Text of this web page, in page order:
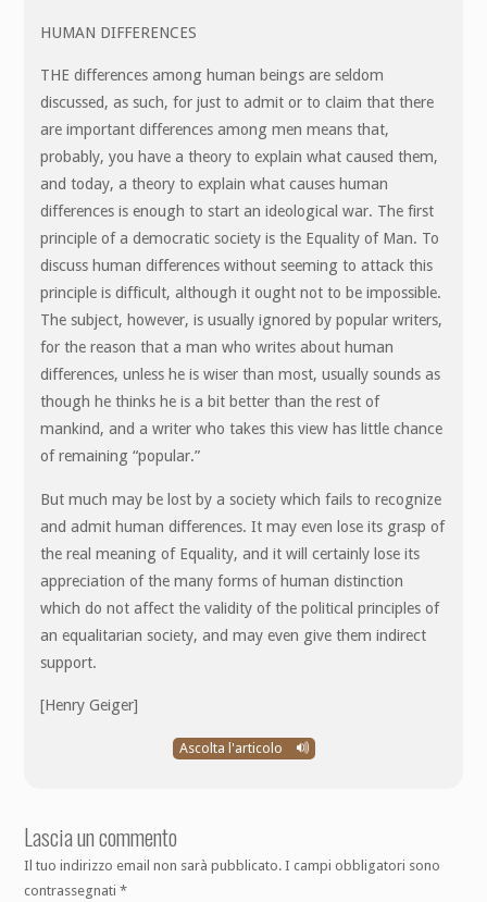
HUMAN DIFFERENCES
THE differences among human beings are seldom
discussed, as such, for just to admit or to claim that there
are important differences among men means that,
probably, you have a theory to explain what caused them,
and today, a theory to explain what causes human
differences is enough to start an ideological war. The first
principle of a democratic society is the Equality of Man. To
discuss human differences without seeming to attack this
principle is difficult, although it ought not to be impossible.
The subject, however, is usually ignored by popular writers,
for the reason that a man who writes about human
differences, unless he is wiser than most, usually sounds as
though he thinks he is a bit better than the rest of
mankind, and a writer who takes this view has little chance
of remaining “popular.”
But much may be lost by a society which fails to recognize
and admit human differences. It may even lose its grasp of
the real meaning of Equality, and it will certainly lose its
appreciation of the many forms of human distinction
which do not affect the validity of the political principles of
an equalitarian society, and may even give them indirect
support.
[Henry Geiger]
Ascolta l'articolo
Lascia un commento
Il tuo indirizzo email non sarà pubblicato. I campi obbligatori sono
contrassegnati*